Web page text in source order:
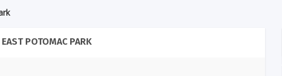
POTOMAC PARK